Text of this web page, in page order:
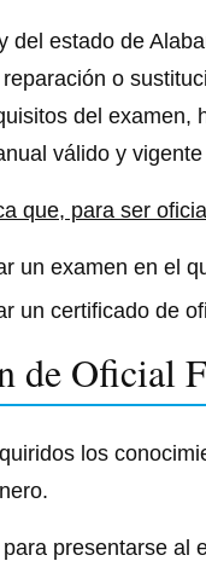
del estado de
o
del examen,
válido y
que, para ser
un examen en el
un certificado de
de Oficial
los
presentarse al